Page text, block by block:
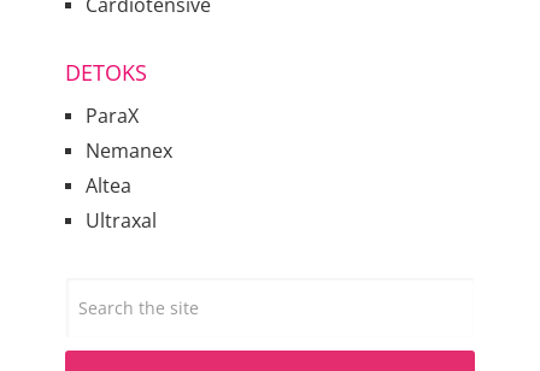
DETOKS
ParaX
Nemanex
Altea
Ultraxal